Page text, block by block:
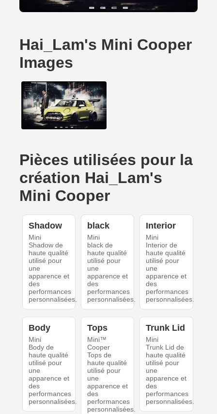
Hai_Lam's Mini Cooper
Images
Pièces utilisées pour la
création Hai_Lam's
Mini Cooper
Shadow
Mini
Shadow de
haute qualité
utilisé pour
une
apparence et
des
performances
personnalisées.
black
Mini
black de
haute qualité
utilisé pour
une
apparence et
des
performances
personnalisées.
Interior
Mini
Interior de
haute qualité
utilisé pour
une
apparence et
des
performances
personnalisées.
Body
Mini
Body de
haute qualité
utilisé pour
une
apparence et
des
performances
personnalisées.
Tops
Mini™
Cooper
Tops de
haute qualité
utilisé pour
une
apparence et
des
performances
personnalisées.
Trunk Lid
Mini
Trunk Lid de
haute qualité
utilisé pour
une
apparence et
des
performances
personnalisées.